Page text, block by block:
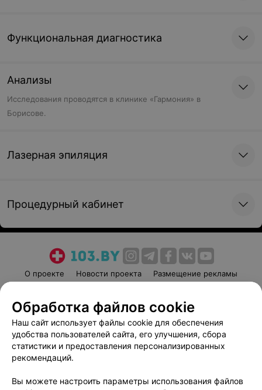
Функциональная диагностика
Анализы
Исследования проводятся в клинике «Гармония» в
Борисове.
Лазерная эпиляция
Процедурный кабинет
О проекте Новости проекта
Размещение рекламы
Пользовательское соглашение
Способы оплаты
Вакансии
Партнеры
Написать руководителю 103.by
Обработка файлов cookie
Наш сайт использует файлы cookie для обеспечения
удобства пользователей сайта, его улучшения, сбора
статистики и предоставления персонализированных
рекомендаций.
Вы можете настроить параметры использования файлов